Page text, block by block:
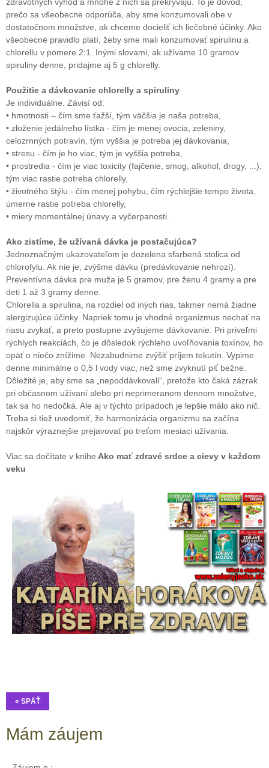
prečo sa všeobecne odporúča, aby sme konzumovali obe v
dostatočnom množstve, ak chceme docieliť ich liečebné účinky. Ako
všeobecné pravidlo platí, žeby sme mali konzumovať spirulinu a
chlorellu v pomere 2:1. Inými slovami, ak užívame 10 gramov
spiruliny denne, pridajme aj 5 g chlorelly.
Použitie a dávkovanie chlorelly a spiruliny
Je individuálne. Závisí od:
• hmotnosti – čím sme ťažší, tým väčšia je naša potreba,
• zloženie jedálneho lístka - čím je menej ovocia, zeleniny,
celozrnných potravín, tým vyššia je potreba jej dávkovania,
• stresu - čím je ho viac, tým je vyššia potreba,
• prostredia - čím je viac toxicity (fajčenie, smog, alkohol, drogy, ...),
tým viac rastie potreba chlorelly,
• životného štýlu - čím menej pohybu, čím rýchlejšie tempo života,
úmerne rastie potreba chlorelly,
• miery momentálnej únavy a vyčerpanosti.
Ako zistíme, že užívaná dávka je postačujúca?
Jednoznačným ukazovateľom je dozelena sfarbená stolica od
chlorofylu. Ak nie je, zvýšme dávku (predávkovanie nehrozí).
Preventívna dávka pre muža je 5 gramov, pre ženu 4 gramy a pre
deti 1 až 3 gramy denne.
Chlorella a spirulina, na rozdiel od iných rias, takmer nemá žiadne
alergizujúce účinky. Napriek tomu je vhodné organizmus nechať na
riasu zvykať, a preto postupne zvyšujeme dávkovanie. Pri priveľmi
rýchlych reakciách, čo je dôsledok rýchleho uvoľňovania toxínov, ho
opäť o niečo znížime. Nezabudnime zvýšiť príjem tekutín. Vypime
denne minimálne o 0,5 l vody viac, než sme zvyknutí piť bežne.
Dôležité je, aby sme sa „nepoddávkovali“, pretože kto čaká zázrak
pri občasnom užívaní alebo pri neprimeranom dennom množstve,
tak sa ho nedočká. Ale aj v týchto prípadoch je lepšie málo ako nič.
Treba si tiež uvedomiť, že harmonizácia organizmu sa začína
najskôr výraznejšie prejavovať po treťom mesiaci užívania.
Viac sa dočítate v knihe Ako mať zdravé srdce a cievy v každom
veku
« SPÄŤ
Mám záujem